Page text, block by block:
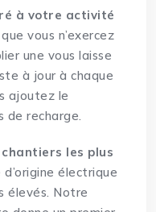
à votre activité
vous n’exercez
une vous laisse
à jour à chaque
ajoutez le
de recharge.
les plus
électrique
élevés. Notre